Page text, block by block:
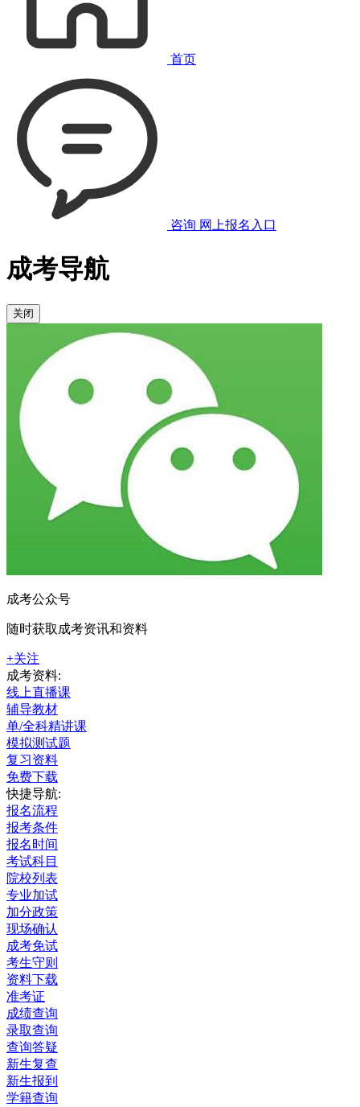
首页
咨询 网上报名入口
成考导航
关闭
成考公众号
随时获取成考资讯和资料
+关注
成考资料:
线上直播课
辅导教材
单/全科精讲课
模拟测试题
复习资料
免费下载
快捷导航:
报名流程
报考条件
报名时间
考试科目
院校列表
专业加试
加分政策
现场确认
成考免试
考生守则
资料下载
准考证
成绩查询
录取查询
查询答疑
新生复查
新生报到
学籍查询